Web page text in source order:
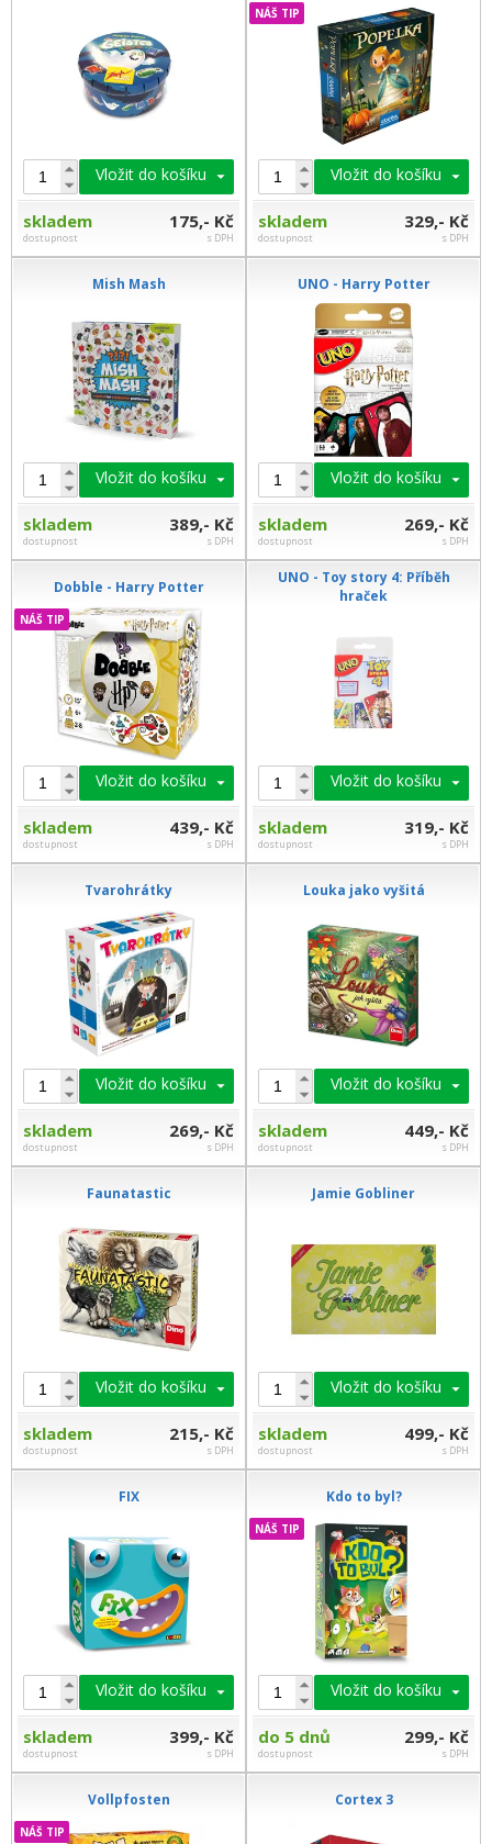
Vložit do košíku
skladem
dostupnost
175,- Kč
s DPH
NÁŠ TIP
Vložit do košíku
skladem
dostupnost
329,- Kč
s DPH
Mish Mash
Vložit do košíku
skladem
dostupnost
389,- Kč
s DPH
UNO - Harry Potter
Vložit do košíku
skladem
dostupnost
269,- Kč
s DPH
Dobble - Harry Potter
NÁŠ TIP
Vložit do košíku
skladem
dostupnost
439,- Kč
s DPH
UNO - Toy story 4: Příběh
hraček
Vložit do košíku
skladem
dostupnost
319,- Kč
s DPH
Tvarohrátky
Vložit do košíku
skladem
dostupnost
269,- Kč
s DPH
Louka jako vyšitá
Vložit do košíku
skladem
dostupnost
449,- Kč
s DPH
Faunatastic
Vložit do košíku
skladem
dostupnost
215,- Kč
s DPH
Jamie Gobliner
Vložit do košíku
skladem
dostupnost
499,- Kč
s DPH
FIX
Vložit do košíku
skladem
dostupnost
399,- Kč
s DPH
Kdo to byl?
NÁŠ TIP
Vložit do košíku
do 5 dnů
dostupnost
299,- Kč
s DPH
Vollpfosten
NÁŠ TIP
Cortex 3